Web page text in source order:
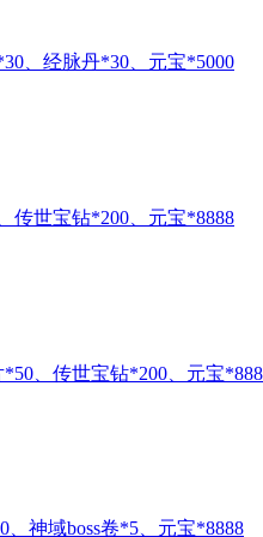
、经脉丹*30、元宝*5000
传世宝钻*200、元宝*8888
、传世宝钻*200、元宝
、神域boss卷*5、元宝*8888